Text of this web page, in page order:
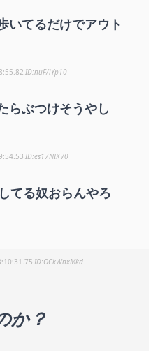
いてるだけでアウト
nuF/iYp10
らぶつけそうやし
es17NIKV0
てる奴おらんやろ
OCkWnxMkd
か？